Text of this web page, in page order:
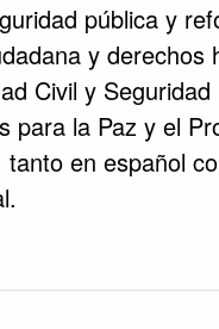
pública y
y derechos
Civil y
la Paz y el
en español